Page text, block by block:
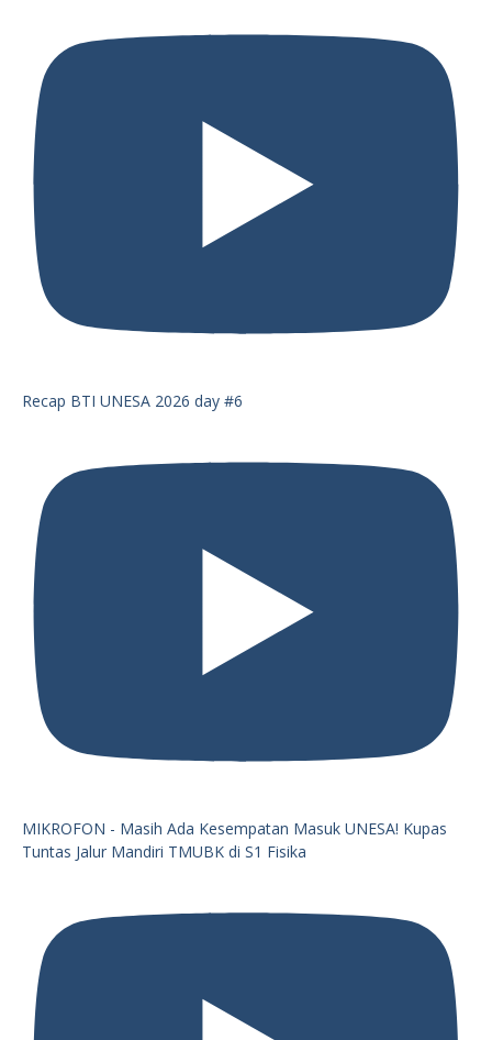
Recap BTI UNESA 2026 day #6
MIKROFON - Masih Ada Kesempatan Masuk UNESA! Kupas
Tuntas Jalur Mandiri TMUBK di S1 Fisika